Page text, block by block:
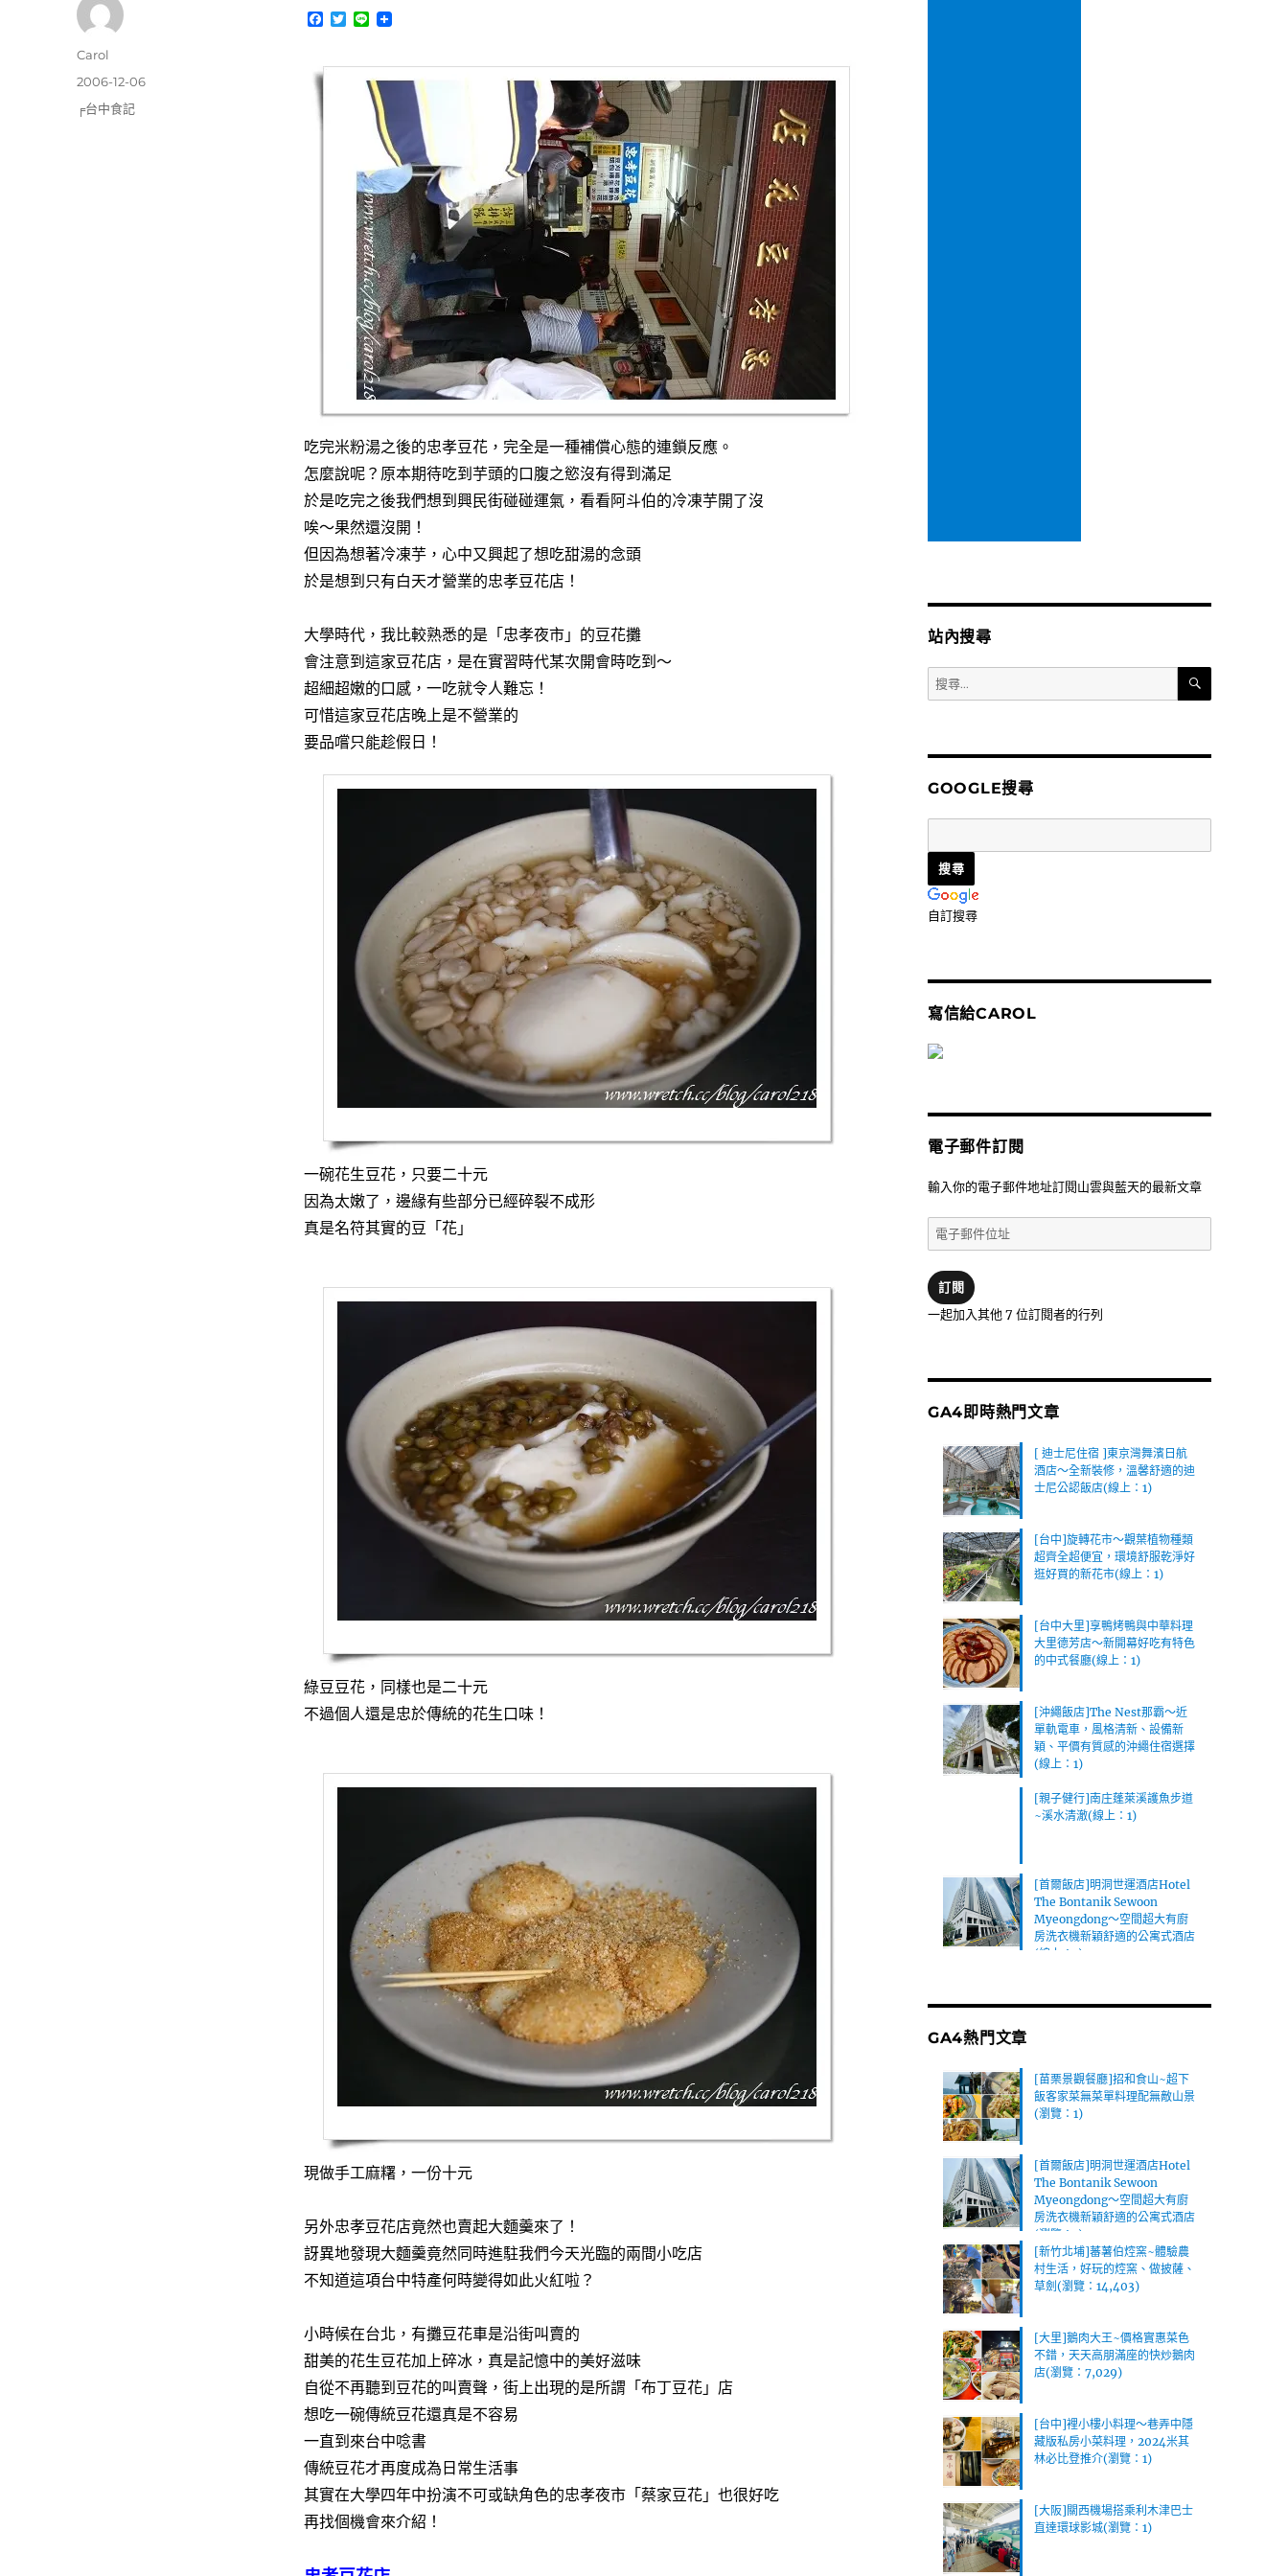
F
e
b
k
T
t
L
e
吃完米粉湯之後的忠孝豆花，完全是一種補償心態的連鎖反應。
怎麼說呢？原本期待吃到芋頭的口腹之慾沒有得到滿足
於是吃完之後我們想到興民街碰碰運氣，看看阿斗伯的冷凍芋開了沒
唉～果然還沒開！
但因為想著冷凍芋，心中又興起了想吃甜湯的念頭
於是想到只有白天才營業的忠孝豆花店！
大學時代，我比較熟悉的是「忠孝夜市」的豆花攤
會注意到這家豆花店，是在實習時代某次開會時吃到～
超細超嫩的口感，一吃就令人難忘！
可惜這家豆花店晚上是不營業的
要品嚐只能趁假日！
一碗花生豆花，只要二十元
因為太嫩了，邊緣有些部分已經碎裂不成形
真是名符其實的豆「花」
綠豆豆花，同樣也是二十元
不過個人還是忠於傳統的花生口味！
現做手工麻糬，一份十元
另外忠孝豆花店竟然也賣起大麵羹來了！
訝異地發現大麵羹竟然同時進駐我們今天光臨的兩間小吃店
不知道這項台中特產何時變得如此火紅啦？
小時候在台北，有攤豆花車是沿街叫賣的
甜美的花生豆花加上碎冰，真是記憶中的美好滋味
自從不再聽到豆花的叫賣聲，街上出現的是所謂「布丁豆花」店
想吃一碗傳統豆花還真是不容易
一直到來台中唸書
傳統豆花才再度成為日常生活事
其實在大學四年中扮演不可或缺角色的忠孝夜市「蔡家豆花」也很好吃
再找個機會來介紹！
作
者
Carol
發
佈
日
2006-12-06
分
╒台中食記
站內搜尋
搜
尋
字:
搜
GOOGLE搜尋
自訂搜尋
寫信給CAROL
電子郵件訂閱
輸入你的電子郵件地址訂閱山雲與藍天的最新文章
電
子
件
位
訂閱
一起加入其他 7 位訂閱者的行列
GA4即時熱門文章
[ 迪士尼住宿 ]東京灣舞濱日航
酒店～全新裝修，溫馨舒適的迪
士尼公認飯店(線上：1)
[台中]旋轉花市～觀葉植物種類
超齊全超便宜，環境舒服乾淨好
逛好買的新花市(線上：1)
[台中大里]享鴨烤鴨與中華料理
大里德芳店～新開幕好吃有特色
的中式餐廳(線上：1)
[沖繩飯店]The Nest那霸～近
單軌電車，風格清新、設備新
穎、平價有質感的沖繩住宿選擇
(線上：1)
[親子健行]南庄蓬萊溪護魚步道
~溪水清澈(線上：1)
[首爾飯店]明洞世運酒店Hotel
The Bontanik Sewoon
Myeongdong～空間超大有廚
房洗衣機新穎舒適的公寓式酒店
(線上：1)
GA4熱門文章
[苗栗景觀餐廳]招和食山~超下
飯客家菜無菜單料理配無敵山景
(瀏覽：1)
[首爾飯店]明洞世運酒店Hotel
The Bontanik Sewoon
Myeongdong～空間超大有廚
房洗衣機新穎舒適的公寓式酒店
(瀏覽：1)
[新竹北埔]蕃薯伯焢窯~體驗農
村生活，好玩的焢窯、做披薩、
草劍(瀏覽：14,403)
[大里]鵝肉大王~價格實惠菜色
不錯，天天高朋滿座的快炒鵝肉
店(瀏覽：7,029)
[台中]裡小樓小料理～巷弄中隱
藏版私房小菜料理，2024米其
林必比登推介(瀏覽：1)
[大阪]關西機場搭乘利木津巴士
直達環球影城(瀏覽：1)